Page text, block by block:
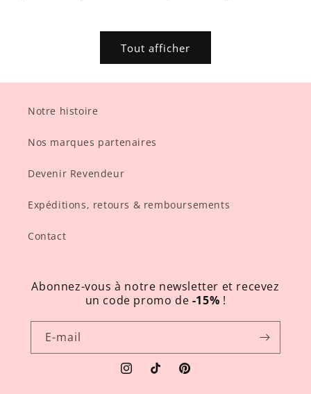
Tout afficher
Notre histoire
Nos marques partenaires
Devenir Revendeur
Expéditions, retours & remboursements
Contact
Abonnez-vous à notre newsletter et recevez
un code promo de -15% !
E-mail
InstagramTikTok Pinterest